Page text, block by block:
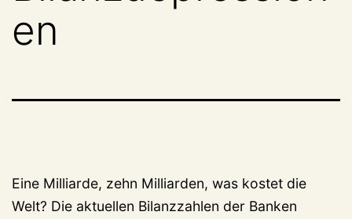
en
Eine Milliarde, zehn Milliarden, was kostet die
Welt? Die aktuellen Bilanzzahlen der Banken